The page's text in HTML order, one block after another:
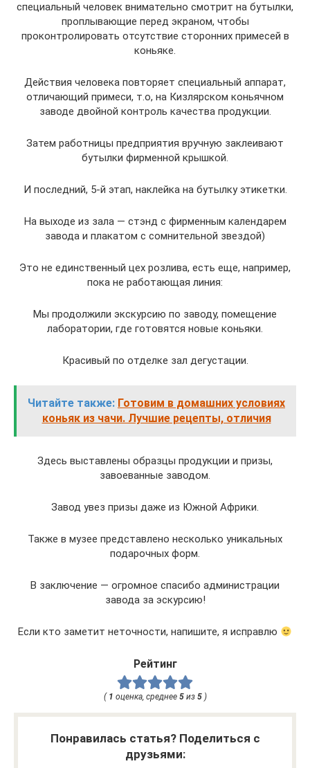
специальный человек внимательно смотрит на бутылки,
проплывающие перед экраном, чтобы
проконтролировать отсутствие сторонних примесей в
коньяке.
Действия человека повторяет специальный аппарат,
отличающий примеси, т.о, на Кизлярском коньячном
заводе двойной контроль качества продукции.
Затем работницы предприятия вручную заклеивают
бутылки фирменной крышкой.
И последний, 5-й этап, наклейка на бутылку этикетки.
На выходе из зала — стэнд с фирменным календарем
завода и плакатом с сомнительной звездой)
Это не единственный цех розлива, есть еще, например,
пока не работающая линия:
Мы продолжили экскурсию по заводу, помещение
лаборатории, где готовятся новые коньяки.
Красивый по отделке зал дегустации.
Читайте также: Готовим в домашних условиях
коньяк из чачи. Лучшие рецепты, отличия
Здесь выставлены образцы продукции и призы,
завоеванные заводом.
Завод увез призы даже из Южной Африки.
Также в музее представлено несколько уникальных
подарочных форм.
В заключение — огромное спасибо администрации
завода за эскурсию!
Если кто заметит неточности, напишите, я исправлю
Рейтинг
( 1 оценка, среднее 5из 5)
Понравилась статья? Поделиться с
друзьями: